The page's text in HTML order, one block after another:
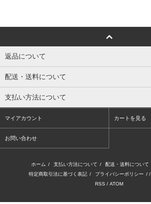
返品について
配送・送料について
支払い方法について
マイアカウント カートを見る
お問い合わせ
ホーム / 支払い方法について / 配送・送料について
特定商取引法に基づく表記 / プライバシーポリシー / /
RSS / ATOM